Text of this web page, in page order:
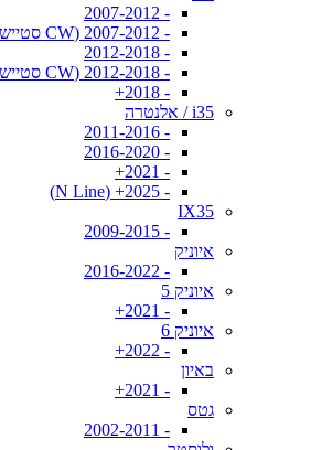
- 2007-2012
- 2007-2012 (CW סטיישן)
- 2012-2018
- 2012-2018 (CW סטיישן)
- 2018+
i35 / אלנטרה
- 2011-2016
- 2016-2020
- 2021+
- 2025+ (N Line)
IX35
- 2009-2015
איוניק
- 2016-2022
איוניק 5
- 2021+
איוניק 6
- 2022+
באיון
- 2021+
גטס
- 2002-2011